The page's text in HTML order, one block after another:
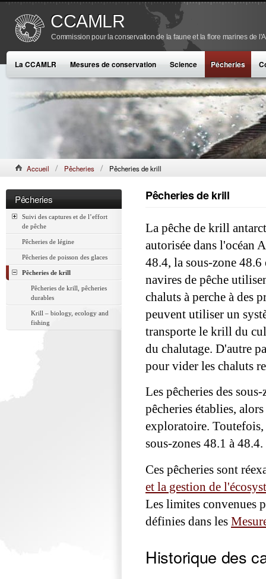
CCAMLR
Commission pour la conservation de la faune et la flore marines de
La CCAMLR Mesures de conservation Science Pêcheries
Accueil Pêcheries Pêcheries de krill
Pêcheries
Suivi des captures et de l’effort
de pêche
Pêcheries de légine
Pêcheries de poisson des glaces
Pêcheries de krill
Pêcheries de krill, pêcheries
durables
Krill – biology, ecology and
fishing
Pêcheries de krill
La pêche de krill
autorisée dans l'océan
48.4, la sous-zone
navires de pêche
chaluts à perche à des
peuvent utiliser un
transporte le krill du
du chalutage. D'autre
pour vider les chaluts
Les pêcheries des
pêcheries établies,
exploratoire. Toutefois,
sous-zones 48.1 à 48.4.
Ces pêcheries sont
et la gestion de
Les limites convenues
définies dans les
Historique des